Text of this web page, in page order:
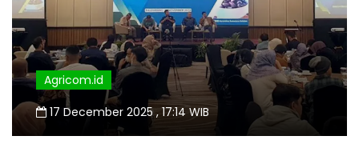
Agricom.id
17 December 2025 , 17:14 WIB